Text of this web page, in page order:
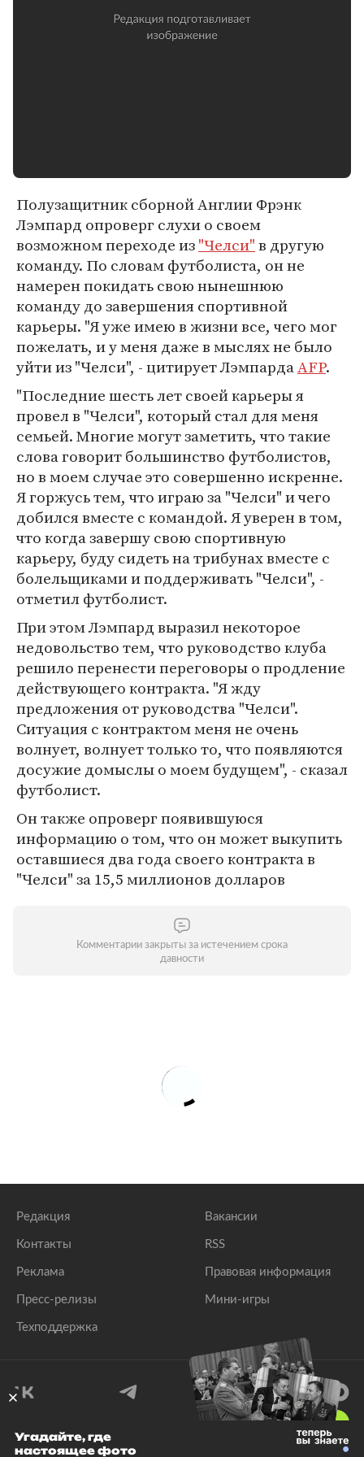
Полузащитник сборной Англии Фрэнк
Лэмпард опроверг слухи о своем
возможном переходе из"Челси"в другую
команду. По словам футболиста, он не
намерен покидать свою нынешнюю
команду до завершения спортивной
карьеры. "Я уже имею в жизни все, чего мог
пожелать, и у меня даже в мыслях не было
уйти из "Челси", - цитирует ЛэмпардаAFP.
"Последние шесть лет своей карьеры я
провел в "Челси", который стал для меня
семьей. Многие могут заметить, что такие
слова говорит большинство футболистов,
но в моем случае это совершенно искренне.
Я горжусь тем, что играю за "Челси" и чего
добился вместе с командой. Я уверен в том,
что когда завершу свою спортивную
карьеру, буду сидеть на трибунах вместе с
болельщиками и поддерживать "Челси", -
отметил футболист.
При этом Лэмпард выразил некоторое
недовольство тем, что руководство клуба
решило перенести переговоры о продление
действующего контракта. "Я жду
предложения от руководства "Челси".
Ситуация с контрактом меня не очень
волнует, волнует только то, что появляются
досужие домыслы о моем будущем", - сказал
футболист.
Он также опроверг появившуюся
информацию о том, что он может выкупить
оставшиеся два года своего контракта в
"Челси" за 15,5 миллионов долларов
Комментарии закрыты за истечением срока
давности
Редакция
Контакты
Реклама
Пресс-релизы
Техподдержка
Вакансии
RSS
Правовая информация
Мини-игры
© 1999–2026 Все права защищены.
Угадайте, где
настоящее фото